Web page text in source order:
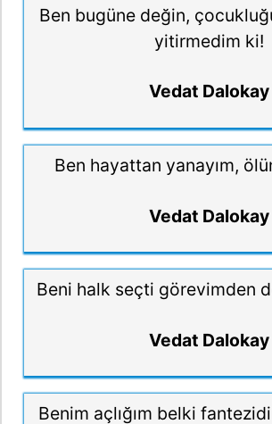
Ben bugüne değin,
yitirmedim ki!
Vedat Dalokay
Ben hayattan yanayım,
Vedat Dalokay
Beni halk seçti görevimden
Vedat Dalokay
Benim açlığım belki